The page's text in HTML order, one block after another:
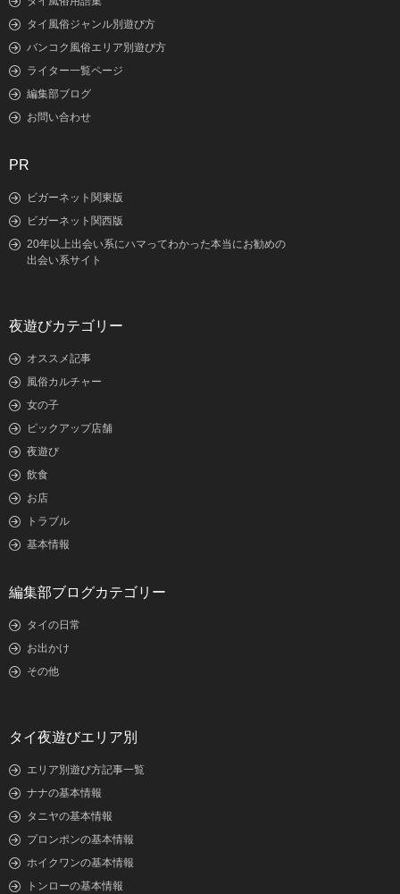
タイ風俗ジャンル別遊び方
バンコク風俗エリア別遊び方
ライター一覧ページ
編集部ブログ
お問い合わせ
PR
ビガーネット関東版
ビガーネット関西版
20年以上出会い系にハマってわかった本当にお勧めの
出会い系サイト
夜遊びカテゴリー
オススメ記事
風俗カルチャー
女の子
ピックアップ店舗
夜遊び
飲食
お店
トラブル
基本情報
編集部ブログカテゴリー
タイの日常
お出かけ
その他
タイ夜遊びエリア別
エリア別遊び方記事一覧
ナナの基本情報
タニヤの基本情報
プロンポンの基本情報
ホイクワンの基本情報
トンローの基本情報